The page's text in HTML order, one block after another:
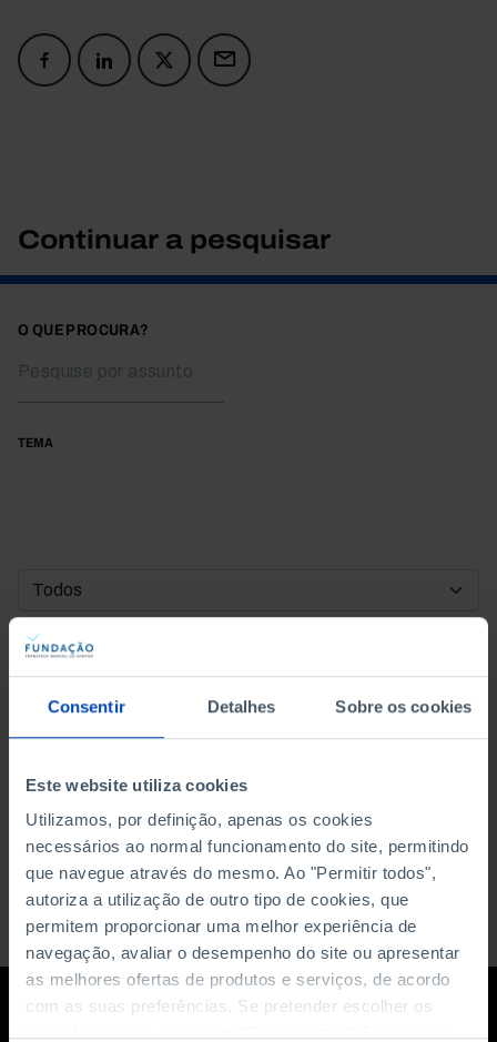
Consentir Detalhes Sobre os cookies
Este website utiliza cookies
Utilizamos, por definição, apenas os cookies
necessários ao normal funcionamento do site, permitindo
que navegue através do mesmo. Ao "Permitir todos",
autoriza a utilização de outro tipo de cookies, que
permitem proporcionar uma melhor experiência de
navegação, avaliar o desempenho do site ou apresentar
as melhores ofertas de produtos e serviços, de acordo
com as suas preferências. Se pretender escolher os
Continuar a pesquisar
O QUE PROCURA?
TEMA
DATA DE INÍCIO
DATA DE FIM